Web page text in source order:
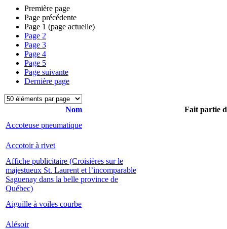
Première page
Page précédente
Page 1 (page actuelle)
Page 2
Page 3
Page 4
Page 5
Page suivante
Dernière page
Nom
Fait partie
Accoteuse pneumatique
Accotoir à rivet
Affiche publicitaire (Croisières sur le
majestueux St. Laurent et l’incomparable
Saguenay dans la belle province de
Québec)
Aiguille à voiles courbe
Alésoir